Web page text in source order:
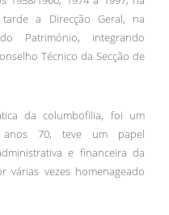
a Direcção Geral, na
Património, integrando
Técnico da Secção de
da columbofilia, foi um
anos 70, teve um papel
e financeira da
várias vezes homenageado